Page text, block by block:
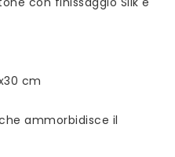
cm
ammorbidisce il